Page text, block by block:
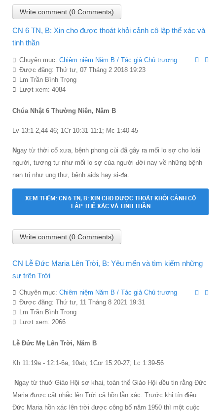
Write comment (0 Comments)
CN 6 TN, B: Xin cho được thoát khỏi cảnh cô lập thể xác và
tinh thần
Chuyên mục: Chiêm niệm Năm B / Tác giả Chủ trương
Được đăng: Thứ tư, 07 Tháng 2 2018 19:23
Lm Trần Bình Trọng
Lượt xem: 4084
Chúa Nhật 6 Thường Niên, Năm B
Lv 13:1-2,44-46; 1Cr 10:31-11:1; Mc 1:40-45
Ngay từ thời cổ xưa, bệnh phong cùi đã gây ra mối lo sợ cho loài
người, tương tự như mối lo sợ của người đời nay về những bệnh
nan trị như ung thư, bệnh aids hay si-đa.
XEM THÊM: CN 6 TN, B: XIN CHO ĐƯỢC THOÁT KHỎI CẢNH CÔ
LẬP THỂ XÁC VÀ TINH THẦN
Write comment (0 Comments)
CN Lễ Đức Maria Lên Trời, B: Yêu mến và tìm kiếm những
sự trên Trới
Chuyên mục: Chiêm niệm Năm B / Tác giả Chủ trương
Được đăng: Thứ tư, 11 Tháng 8 2021 19:31
Lm Trần Bình Trọng
Lượt xem: 2066
Lễ Ðức Mẹ Lên Trời, Năm B
Kh 11:19a - 12:1-6a, 10ab; 1Cor 15:20-27; Lc 1:39-56
Ngay từ thuở Giáo Hội sơ khai, toàn thể Giáo Hội đều tin rằng Ðức
Maria được cất nhắc lên Trời cả hồn lẫn xác. Trước khi tín điều
Ðức Maria hồn xác lên trời được công bố năm 1950 thì một cuộc